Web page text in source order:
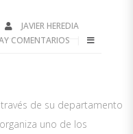
JAVIER HEREDIA
COMENTARIOS
de su departamento
uno de los